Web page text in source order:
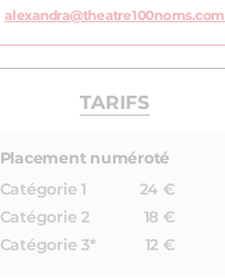
alexandra@theatre100noms.com
TARIFS
Placement numéroté
Catégorie 1
24 €
Catégorie 2
18 €
Catégorie 3*
12 €